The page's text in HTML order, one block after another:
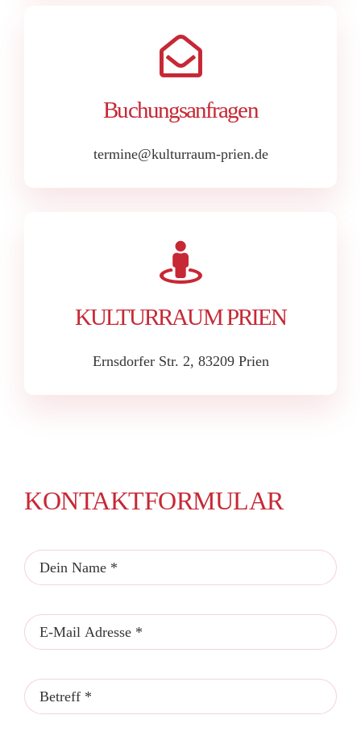
Buchungsanfragen
termine@kulturraum-prien.de
KULTURRAUM PRIEN
Ernsdorfer Str. 2, 83209 Prien
KONTAKTFORMULAR